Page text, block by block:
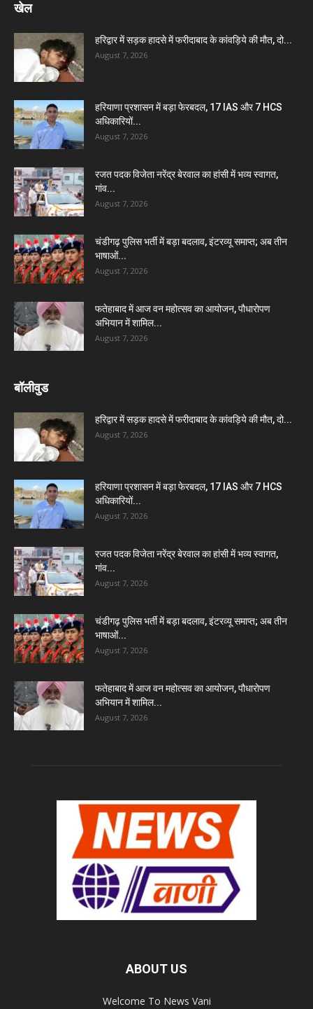
खेल
हरिद्वार में सड़क हादसे में फरीदाबाद के कांवड़िये की मौत, दो...
August 7, 2026
हरियाणा प्रशासन में बड़ा फेरबदल, 17 IAS और 7 HCS
अधिकारियों...
August 7, 2026
रजत पदक विजेता नरेंद्र बेरवाल का हांसी में भव्य स्वागत,
गांव...
August 7, 2026
चंडीगढ़ पुलिस भर्ती में बड़ा बदलाव, इंटरव्यू समाप्त; अब तीन
भाषाओं...
August 7, 2026
फतेहाबाद में आज वन महोत्सव का आयोजन, पौधारोपण
अभियान में शामिल...
August 7, 2026
बॉलीवुड
हरिद्वार में सड़क हादसे में फरीदाबाद के कांवड़िये की मौत, दो...
August 7, 2026
हरियाणा प्रशासन में बड़ा फेरबदल, 17 IAS और 7 HCS
अधिकारियों...
August 7, 2026
रजत पदक विजेता नरेंद्र बेरवाल का हांसी में भव्य स्वागत,
गांव...
August 7, 2026
चंडीगढ़ पुलिस भर्ती में बड़ा बदलाव, इंटरव्यू समाप्त; अब तीन
भाषाओं...
August 7, 2026
फतेहाबाद में आज वन महोत्सव का आयोजन, पौधारोपण
अभियान में शामिल...
August 7, 2026
ABOUT US
Welcome To News Vani